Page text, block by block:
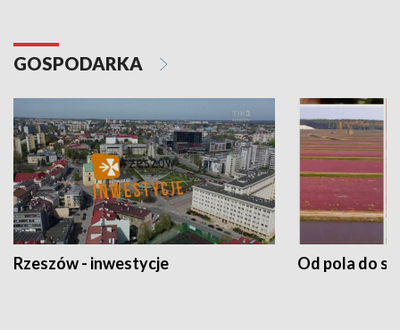
GOSPODARKA
Rzeszów - inwestycje Od pola do